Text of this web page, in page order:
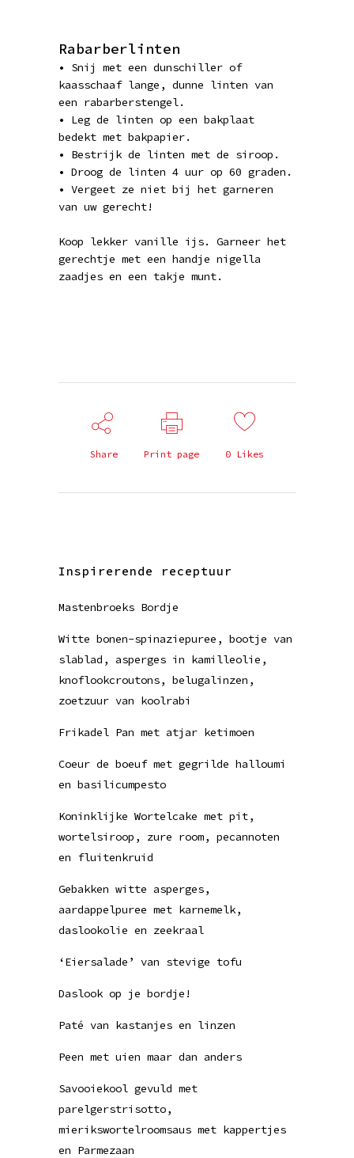
Rabarberlinten
• Snij met een dunschiller of
kaasschaaf lange, dunne linten van
een rabarberstengel.
• Leg de linten op een bakplaat
bedekt met bakpapier.
• Bestrijk de linten met de siroop.
• Droog de linten 4 uur op 60 graden.
• Vergeet ze niet bij het garneren
van uw gerecht!
Koop lekker vanille ijs. Garneer het
gerechtje met een handje nigella
zaadjes en een takje munt.
Share Print page 0 Likes
Inspirerende receptuur
Mastenbroeks Bordje
Witte bonen-spinaziepuree, bootje van
slablad, asperges in kamilleolie,
knoflookcroutons, belugalinzen,
zoetzuur van koolrabi
Frikadel Pan met atjar ketimoen
Coeur de boeuf met gegrilde halloumi
en basilicumpesto
Koninklijke Wortelcake met pit,
wortelsiroop, zure room, pecannoten
en fluitenkruid
Gebakken witte asperges,
aardappelpuree met karnemelk,
daslookolie en zeekraal
‘Eiersalade’ van stevige tofu
Daslook op je bordje!
Paté van kastanjes en linzen
Peen met uien maar dan anders
Savooiekool gevuld met
parelgerstrisotto,
mierikswortelroomsaus met kappertjes
en Parmezaan